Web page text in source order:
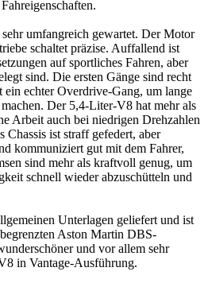
umfangreich gewartet. Der Motor
schaltet präzise. Auffallend ist
auf sportliches Fahren, aber
sind. Die ersten Gänge sind recht
ein echter Overdrive-Gang, um lange
Der 5,4-Liter-V8 hat mehr als
Arbeit auch bei niedrigen Drehzahlen
Chassis ist straff gefedert, aber
kommuniziert gut mit dem Fahrer,
sind mehr als kraftvoll genug, um
schnell wieder abzuschütteln und
Unterlagen geliefert und ist
Aston Martin DBS-
und vor allem sehr
in Vantage-Ausführung.